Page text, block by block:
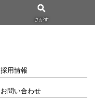
さがす
採用情報
お問い合わせ